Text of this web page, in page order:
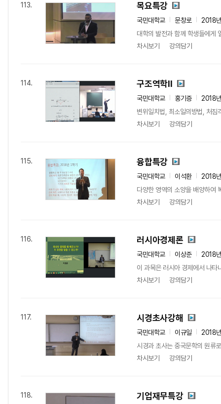
113. 목요특강
국민대학교 문창로
2018
대학의 발전과 함께 학생들에게
차시보기
강의담기
114. 구조역학II
국민대학교 홍기증
2018
변위일치법, 최소일의방법, 처짐
차시보기
강의담기
115. 융합특강
국민대학교 이석환
2018
다양한 영역의 소양을 배양하여
차시보기
강의담기
116. 러시아경제론
국민대학교 이상준
2018
이 과목은 러시아 경제에서 나타
차시보기
강의담기
117. 시경초사강해
국민대학교 이규일
2018
시경과 초사는 중국문학의 원류
차시보기
강의담기
118. 기업재무특강